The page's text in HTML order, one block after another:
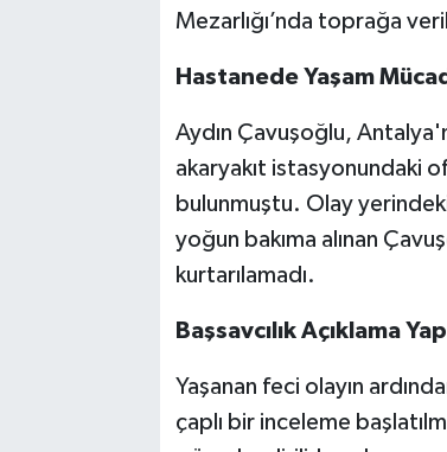
Mezarlığı’nda toprağa
Hastanede Yaşam
Aydın Çavuşoğlu,
akaryakıt istasyonundaki
bulunmuştu. Olay yerindeki
yoğun bakıma alınan
kurtarılamadı.
Başsavcılık Açıklama
Yaşanan feci olayın
çaplı bir inceleme